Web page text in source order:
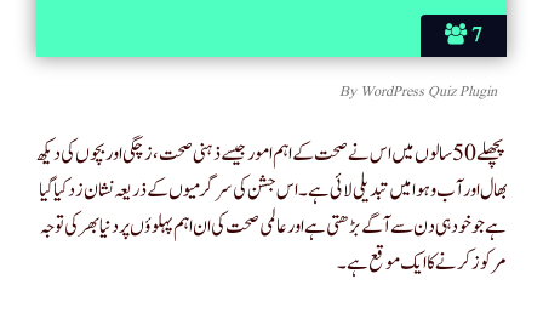
7
By WordPress Quiz Plugin
بھال اور آب و ہوا میں تبدیلی لائی ہے۔ اس جشن کی سرگرمیوں کے ذریعہ نشان زد کیا گیا
ہے جو خود ہی دن سے آگے بڑھتی ہے اور عالمی صحت کی ان اہم پہلوؤں پر دنیا بھر کی توجہ
مرکوز کرنے کا ایک موقع ہے۔